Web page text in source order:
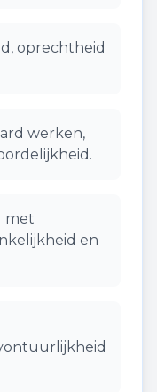
oprechtheid
werken,
met
en